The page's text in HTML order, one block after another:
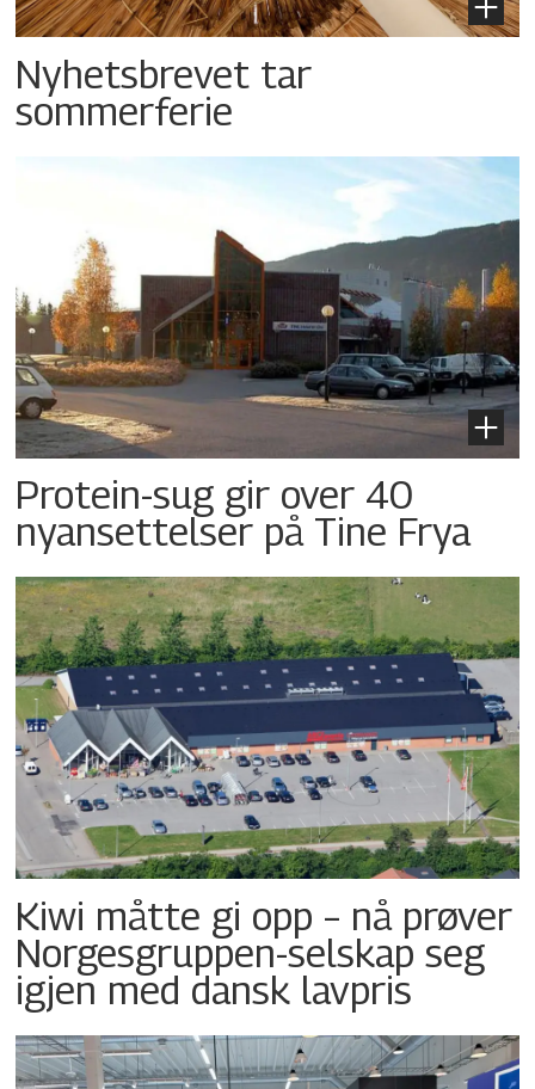
Nyhetsbrevet tar
sommerferie
Protein-sug gir over 40
nyansettelser på Tine Frya
Kiwi måtte gi opp – nå prøver
Norgesgruppen-selskap seg
igjen med dansk lavpris